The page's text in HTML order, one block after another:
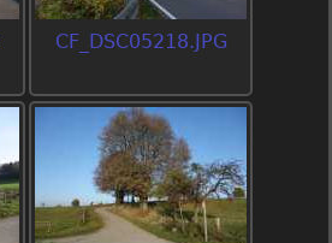
CF_DSC05218.JPG